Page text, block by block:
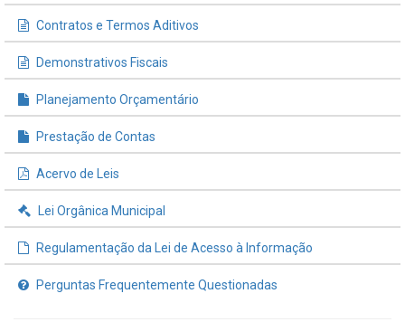
Contratos e Termos Aditivos
Demonstrativos Fiscais
Planejamento Orçamentário
Prestação de Contas
Acervo de Leis
Lei Orgânica Municipal
Regulamentação da Lei de Acesso à Informação
Perguntas Frequentemente Questionadas